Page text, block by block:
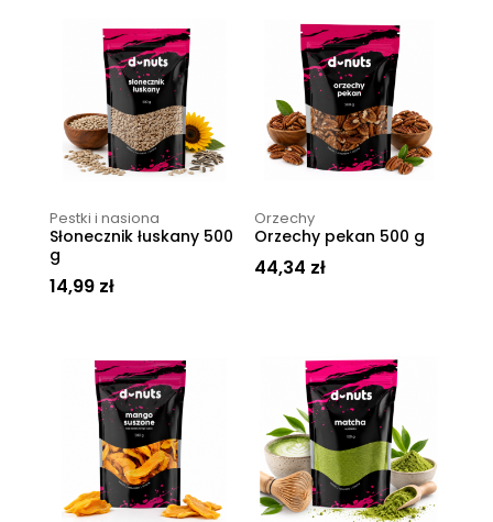
Pestki i nasiona
Słonecznik łuskany 500
g
14,99 zł
Orzechy
Orzechy pekan 500 g
44,34 zł